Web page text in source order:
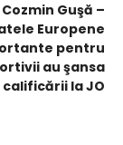
Guşă –
Europene
pentru
au şansa
calificării la JO